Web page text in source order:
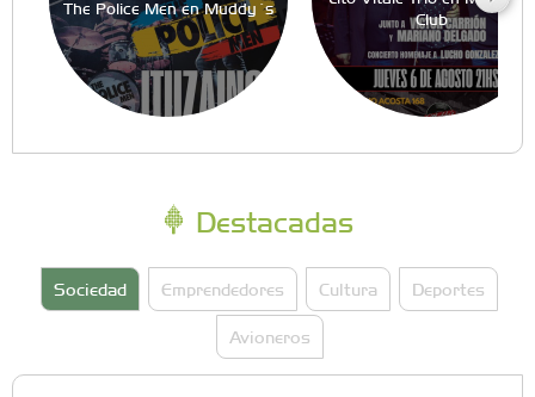
The Police Men en Muddy´s
Club
Destacadas
Sociedad Emprendedores Cultura Deportes
Avioneros